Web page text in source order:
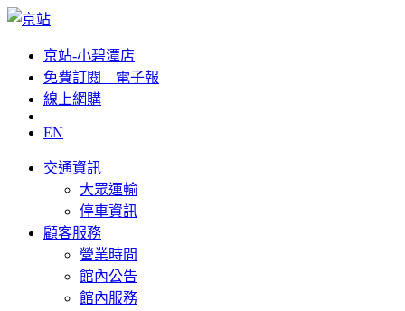
京站-小碧潭店
免費訂閱__電子報
線上網購
EN
交通資訊
大眾運輸
停車資訊
顧客服務
營業時間
館內公告
館內服務